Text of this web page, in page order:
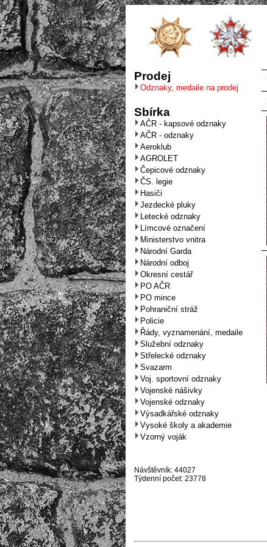
Prodej
Odznaky, medaile na prodej
Sbírka
AČR - kapsové odznaky
AČR - odznaky
Aeroklub
AGROLET
Čepicové odznaky
ČS. legie
Hasiči
Jezdecké pluky
Letecké odznaky
Límcové označení
Ministerstvo vnitra
Národní Garda
Národní odboj
Okresní cestář
PO AČR
PO mince
Pohraniční stráž
Policie
Řády, vyznamenání, medaile
Služební odznaky
Střelecké odznaky
Svazarm
Voj. sportovní odznaky
Vojenské nášivky
Vojenské odznaky
Výsadkářské odznaky
Vysoké školy a akademie
Vzorný voják
Návštěvník: 44027
Týdenní počet: 23778